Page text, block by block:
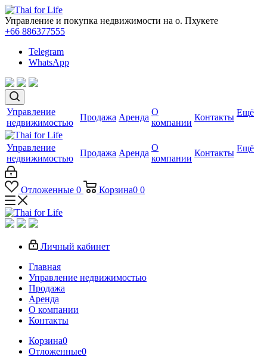
Управление и покупка недвижимости на о. Пхукете
+66 886377555
Telegram
WhatsApp
Управление
недвижимостью
Продажа Аренда
О
компании
Контакты Ещё
Управление
недвижимостью
Продажа Аренда
О
компании
Контакты Ещё
Отложенные 0 Корзина0 0
Личный кабинет
Главная
Управление недвижимостью
Продажа
Аренда
О компании
Контакты
Корзина0
Отложенные0